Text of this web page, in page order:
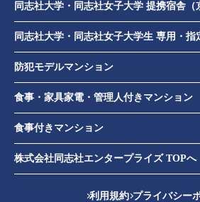
同志社大学・同志社女子大学 提携宿舎（
同志社大学・同志社女子大学生 専用・指
防犯モデルマンション
食事・家具家電・管理人付きマンション
食事付きマンション
株式会社同志社エンタープライズ TOPへ
利用規約 プライバシー